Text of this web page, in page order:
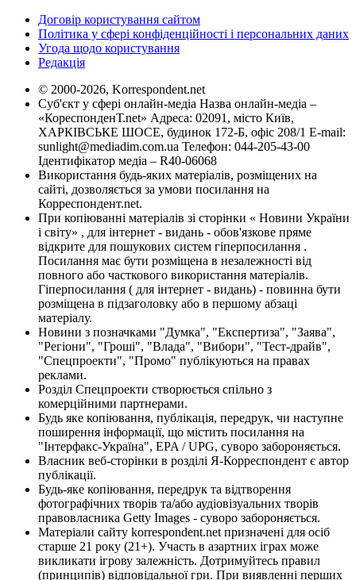
Договір користування сайтом
Політика у сфері конфіденційності і персональних даних
Угода щодо користування
Редакція
© 2000-2026, Korrespondent.net
Суб'єкт у сфері онлайн-медіа Назва онлайн-медіа –
«КореспонденТ.net» Адреса: 02091, місто Київ,
ХАРКІВСЬКЕ ШОСЕ, будинок 172-Б, офіс 208/1 E-mail:
sunlight@mediadim.com.ua Телефон: 044-205-43-00
Ідентифікатор медіа – R40-06068
Використання будь-яких матеріалів, розміщених на
сайті, дозволяється за умови посилання на
Корреспондент.net.
При копіюванні матеріалів зі сторінки « Новини України
і світу» , для інтернет - видань - обов'язкове пряме
відкрите для пошукових систем гіперпосилання .
Посилання має бути розміщена в незалежності від
повного або часткового використання матеріалів.
Гіперпосилання ( для інтернет - видань) - повинна бути
розміщена в підзаголовку або в першому абзаці
матеріалу.
Новини з позначками "Думка", "Експертиза", "Заява",
"Регіони", "Гроші", "Влада", "Вибори", "Тест-драйв",
"Спецпроекти", "Промо" публікуються на правах
реклами.
Розділ Спецпроекти створюється спільно з
комерційними партнерами.
Будь яке копіювання, публікація, передрук, чи наступне
поширення інформації, що містить посилання на
"Інтерфакс-Україна", EPA / UPG, суворо забороняється.
Власник веб-сторінки в розділі Я-Корреспондент є автор
публікації.
Будь-яке копіювання, передрук та відтворення
фотографічних творів та/або аудіовізуальних творів
правовласника Getty Images - суворо забороняється.
Матеріали сайту korrespondent.net призначені для осіб
старше 21 року (21+). Участь в азартних іграх може
викликати ігрову залежність. Дотримуйтесь правил
(принципів) відповідальної гри. При виявленні перших